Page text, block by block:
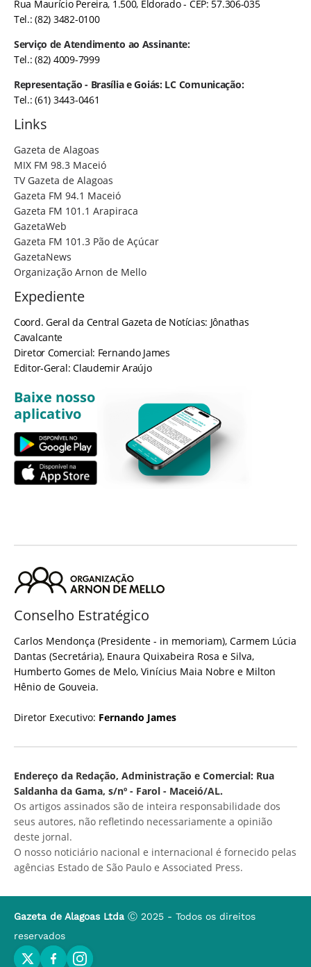
Rua Maurício Pereira, 1.500, Eldorado - CEP: 57.306-035
Tel.: (82) 3482-0100
Serviço de Atendimento ao Assinante:
Tel.: (82) 4009-7999
Representação - Brasília e Goiás: LC Comunicação:
Tel.: (61) 3443-0461
Links
Gazeta de Alagoas
MIX FM 98.3 Maceió
TV Gazeta de Alagoas
Gazeta FM 94.1 Maceió
Gazeta FM 101.1 Arapiraca
GazetaWeb
Gazeta FM 101.3 Pão de Açúcar
GazetaNews
Organização Arnon de Mello
Expediente
Coord. Geral da Central Gazeta de Notícias: Jônathas
Cavalcante
Diretor Comercial: Fernando James
Editor-Geral: Claudemir Araújo
Baixe nosso
aplicativo
Conselho Estratégico
Carlos Mendonça (Presidente - in memoriam), Carmem Lúcia
Dantas (Secretária), Enaura Quixabeira Rosa e Silva,
Humberto Gomes de Melo, Vinícius Maia Nobre e Milton
Hênio de Gouveia.
Diretor Executivo: Fernando James
Endereço da Redação, Administração e Comercial: Rua
Saldanha da Gama, s/nº - Farol - Maceió/AL.
Os artigos assinados são de inteira responsabilidade dos
seus autores, não refletindo necessariamente a opinião
deste jornal.
O nosso noticiário nacional e internacional é fornecido pelas
agências Estado de São Paulo e Associated Press.
Gazeta de Alagoas Ltda Ⓒ 2025 - Todos os direitos
reservados